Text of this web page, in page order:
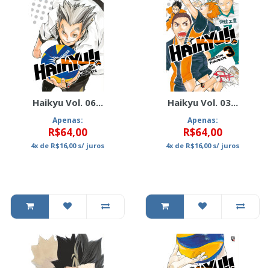
Haikyu Vol. 06...
Apenas:
R$64,00
4x de R$16,00s/ juros
Haikyu Vol. 03...
Apenas:
R$64,00
4x de R$16,00s/ juros